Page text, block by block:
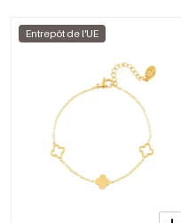
Entrepôt de l'UE